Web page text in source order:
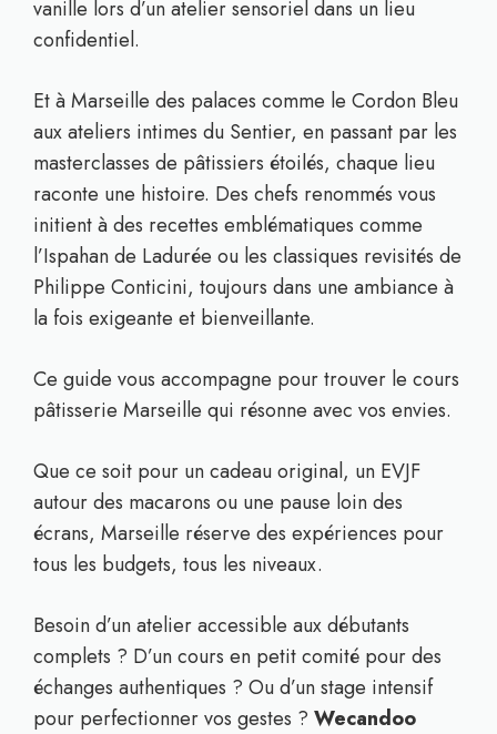
vanille lors d’un atelier sensoriel dans un lieu
confidentiel.
Et à Marseille des palaces comme le Cordon Bleu
aux ateliers intimes du Sentier, en passant par les
masterclasses de pâtissiers étoilés, chaque lieu
raconte une histoire. Des chefs renommés vous
initient à des recettes emblématiques comme
l’Ispahan de Ladurée ou les classiques revisités de
Philippe Conticini, toujours dans une ambiance à
la fois exigeante et bienveillante.
Ce guide vous accompagne pour trouver le cours
pâtisserie Marseille qui résonne avec vos envies.
Que ce soit pour un cadeau original, un EVJF
autour des macarons ou une pause loin des
écrans, Marseille réserve des expériences pour
tous les budgets, tous les niveaux.
Besoin d’un atelier accessible aux débutants
complets ? D’un cours en petit comité pour des
échanges authentiques ? Ou d’un stage intensif
pour perfectionner vos gestes ? Wecandoo